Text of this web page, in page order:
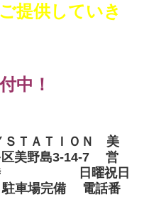
提供していき
中！
ＳＴＡＴＩＯＮ 美
美野島3-14-7 営
23時 日曜祝日
完備 電話番